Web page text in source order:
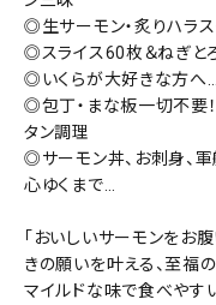
◎生サーモン・炙りハラス
◎スライス60枚＆ねぎと
◎いくらが大好きな方へ…
◎包丁・まな板一切不要
タン調理
◎サーモン丼、お刺身、
心ゆくまで…
「おいしいサーモンをお
きの願いを叶える、至福
マイルドな味で食べやす